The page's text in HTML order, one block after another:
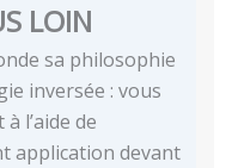
LOIN
sa philosophie
inversée : vous
l’aide de
application devant